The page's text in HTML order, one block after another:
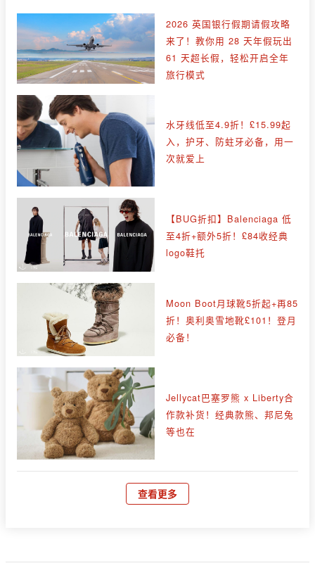
2026 英国银行假期请假攻略
来了！教你用 28 天年假玩出
61 天超长假，轻松开启全年
旅行模式
水牙线低至4.9折！£15.99起
入，护牙、防蛀牙必备，用一
次就爱上
【BUG折扣】Balenciaga 低
至4折+额外5折！£84收经典
logo鞋托
Moon Boot月球靴5折起+再85
折！奥利奥雪地靴£101！登月
必备！
Jellycat巴塞罗熊 x Liberty合
作款补货！经典款熊、邦尼兔
等也在
查看更多